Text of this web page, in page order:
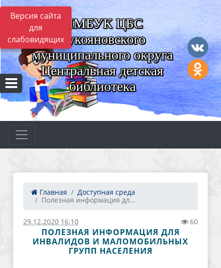
Версия сайта
для
слабовидящих
ММБУК ЦБС
Лукояновского
муниципального округа
Центральная детская
библиотека
Главная
Доступная среда
Полезная информация дл...
29.12.2020 16:10 60
ПОЛЕЗНАЯ ИНФОРМАЦИЯ ДЛЯ
ИНВАЛИДОВ И МАЛОМОБИЛЬНЫХ
ГРУПП НАСЕЛЕНИЯ